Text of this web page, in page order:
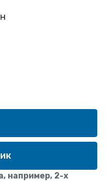
например, 2-х